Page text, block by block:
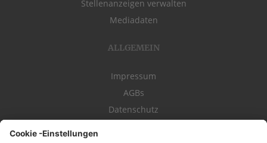
Stellenanzeigen verwalten
Mediadaten
ALLGEMEIN
Impressum
AGBs
Datenschutz